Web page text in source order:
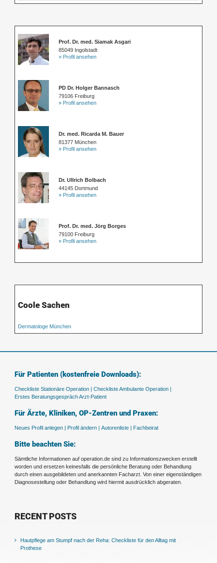
Prof. Dr. med. Siamak Asgari
85049 Ingolstadt
» Profil ansehen
PD Dr. Holger Bannasch
79106 Freiburg
» Profil ansehen
Dr. med. Ricarda M. Bauer
81377 München
» Profil ansehen
Dr. Ullrich Bolbach
44145 Dortmund
» Profil ansehen
Prof. Dr. med. Jörg Borges
79100 Freiburg
» Profil ansehen
Coole Sachen
Dermatologe München
Für Patienten (kostenfreie Downloads):
Checkliste Stationäre Operation | Checkliste Ambulante Operation |
Erstes Beratungsgespräch Arzt-Patient
Für Ärzte, Kliniken, OP-Zentren und Praxen:
Neues Profil anlegen | Profil ändern | Autorenliste | Fachbeirat
Bitte beachten Sie:
Sämtliche Informationen auf operation.de sind zu Informationszwecken erstellt
worden und ersetzen keinesfalls die persönliche Beratung oder Behandlung
durch einen ausgebildeten und anerkannten Facharzt. Von einer eigenständigen
Diagnosestellung oder Behandlung wird hiermit ausdrücklich abgeraten.
RECENT POSTS
Hautpflege am Stumpf nach der Reha: Checkliste für den Alltag mit
Prothese